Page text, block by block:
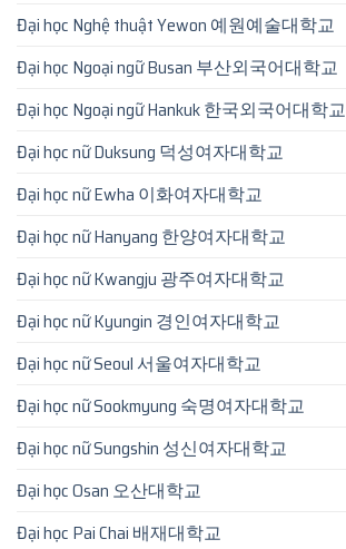
Đại học Nghệ thuật Yewon 예원예술대학교
Đại học Ngoại ngữ Busan 부산외국어대학교
Đại học Ngoại ngữ Hankuk 한국외국어대학교
Đại học nữ Duksung 덕성여자대학교
Đại học nữ Ewha 이화여자대학교
Đại học nữ Hanyang 한양여자대학교
Đại học nữ Kwangju 광주여자대학교
Đại học nữ Kyungin 경인여자대학교
Đại học nữ Seoul 서울여자대학교
Đại học nữ Sookmyung 숙명여자대학교
Đại học nữ Sungshin 성신여자대학교
Đại học Osan 오산대학교
Đại học Pai Chai 배재대학교